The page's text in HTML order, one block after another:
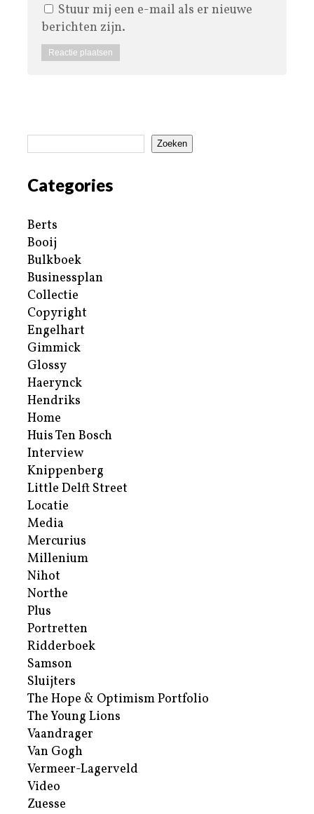
Stuur mij een e-mail als er nieuwe
berichten zijn.
Zoeken
Categories
Berts
Booij
Bulkboek
Businessplan
Collectie
Copyright
Engelhart
Gimmick
Glossy
Haerynck
Hendriks
Home
Huis Ten Bosch
Interview
Knippenberg
Little Delft Street
Locatie
Media
Mercurius
Millenium
Nihot
Northe
Plus
Portretten
Ridderboek
Samson
Sluijters
The Hope & Optimism Portfolio
The Young Lions
Vaandrager
Van Gogh
Vermeer-Lagerveld
Video
Zuesse